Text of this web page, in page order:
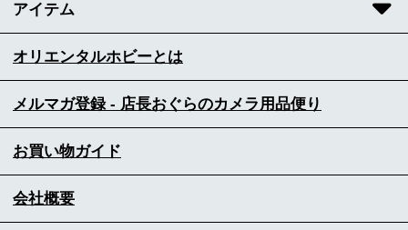
アイテム
オリエンタルホビーとは
メルマガ登録 - 店長おぐらのカメラ用品便り
お買い物ガイド
会社概要